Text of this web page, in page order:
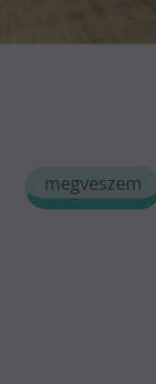
megveszem